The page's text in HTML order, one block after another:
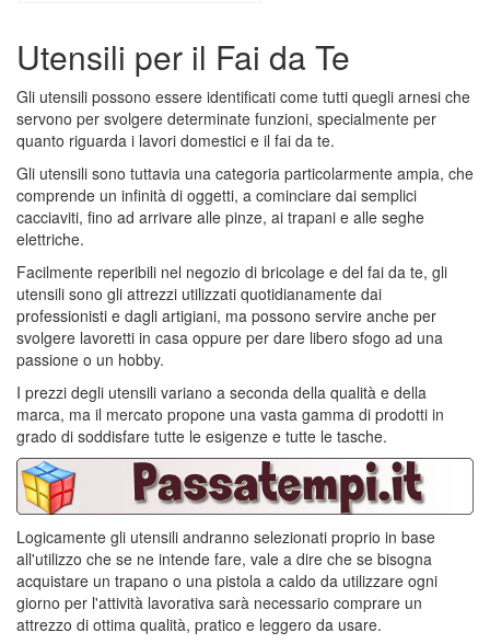
Utensili per il Fai da Te
Gli utensili possono essere identificati come tutti quegli arnesi che
servono per svolgere determinate funzioni, specialmente per
quanto riguarda i lavori domestici e il fai da te.
Gli utensili sono tuttavia una categoria particolarmente ampia, che
comprende un infinità di oggetti, a cominciare dai semplici
cacciaviti, fino ad arrivare alle pinze, ai trapani e alle seghe
elettriche.
Facilmente reperibili nel negozio di bricolage e del fai da te, gli
utensili sono gli attrezzi utilizzati quotidianamente dai
professionisti e dagli artigiani, ma possono servire anche per
svolgere lavoretti in casa oppure per dare libero sfogo ad una
passione o un hobby.
I prezzi degli utensili variano a seconda della qualità e della
marca, ma il mercato propone una vasta gamma di prodotti in
grado di soddisfare tutte le esigenze e tutte le tasche.
Logicamente gli utensili andranno selezionati proprio in base
all'utilizzo che se ne intende fare, vale a dire che se bisogna
acquistare un trapano o una pistola a caldo da utilizzare ogni
giorno per l'attività lavorativa sarà necessario comprare un
attrezzo di ottima qualità, pratico e leggero da usare.